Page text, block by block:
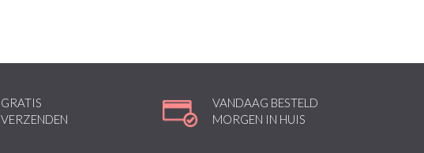
GRATIS
VERZENDEN
VANDAAG BESTELD
MORGEN IN HUIS